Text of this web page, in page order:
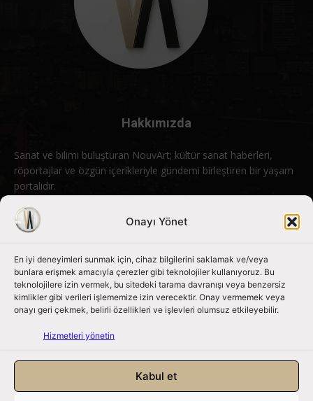
Onayı Yönet
En iyi deneyimleri sunmak için, cihaz bilgilerini saklamak ve/veya
bunlara erişmek amacıyla çerezler gibi teknolojiler kullanıyoruz. Bu
teknolojilere izin vermek, bu sitedeki tarama davranışı veya benzersiz
kimlikler gibi verileri işlememize izin verecektir. Onay vermemek veya
onayı geri çekmek, belirli özellikleri ve işlevleri olumsuz etkileyebilir.
Hizmetleri yönetin
Kabul et
Hakkımızda
Sanat ve bilimi buluşturan NouvArt; kültür sanat haberleri,
röportajlar ve özgün içerikleriyle gündemi birleştiren bir yaşam
portalıdır.
Bizimle iletişime geçin: info@nouvart.net
Bizi Takip Edin